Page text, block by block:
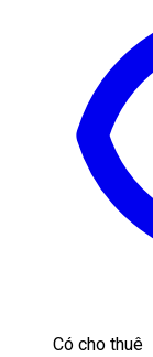
Có cho thuê